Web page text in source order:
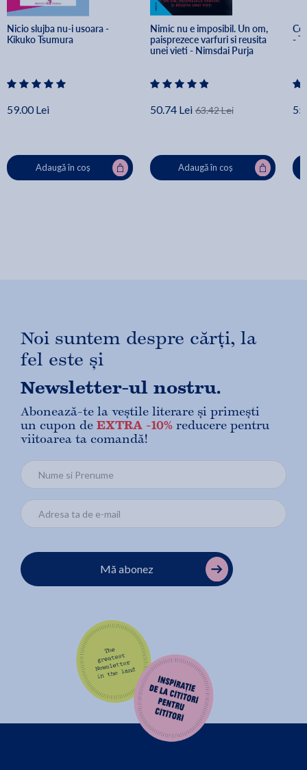
Nicio slujba nu-i usoara -
Kikuko Tsumura
59.00 Lei
Adaugă în coș
Nimic nu e imposibil. Un om,
paisprezece varfuri si reusita
unei vieti - Nimsdai Purja
50.74 Lei 63.42 Lei
Adaugă în coș
-
Noi suntem despre cărți, la
fel este și
Newsletter-ul nostru.
Abonează-te la veștile literare și primești
un cupon de EXTRA -10% reducere pentru
viitoarea ta comandă!
Mă abonez